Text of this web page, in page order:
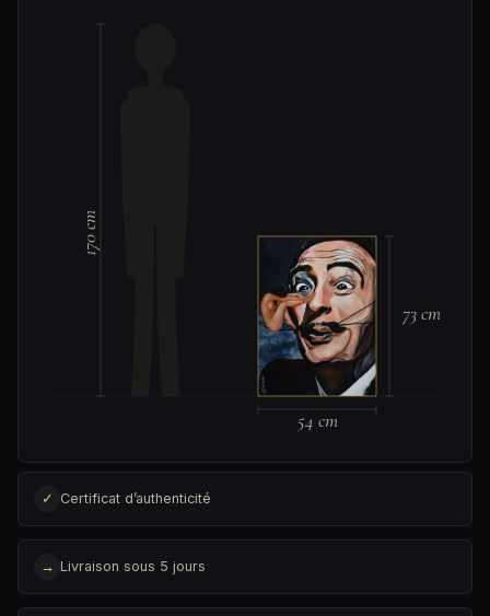
54 cm
73 cm
170 cm
✓ Certificat d’authenticité
→ Livraison sous 5 jours